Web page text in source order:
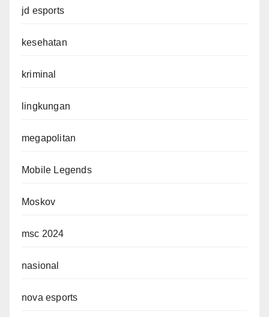
jd esports
kesehatan
kriminal
lingkungan
megapolitan
Mobile Legends
Moskov
msc 2024
nasional
nova esports